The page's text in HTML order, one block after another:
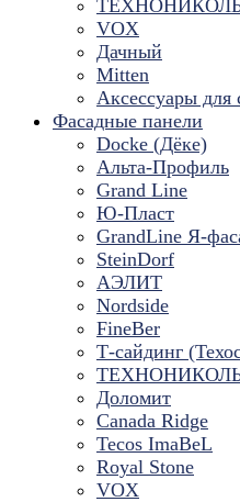
VOX
Дачный
Mitten
Аксессуары для
Фасадные панели
Docke (Дёке)
Альта-Профиль
Grand Line
Ю-Пласт
GrandLine Я-
SteinDorf
АЭЛИТ
Nordside
FineBer
Т-сайдинг
Доломит
Canada Ridge
Tecos ImaBeL
Royal Stone
VOX